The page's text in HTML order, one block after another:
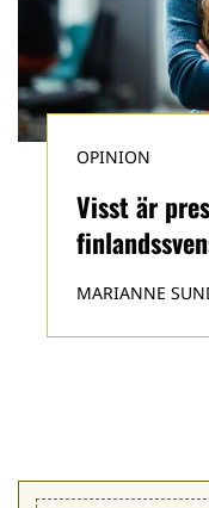
Visst är
OPINION
MARIANNE